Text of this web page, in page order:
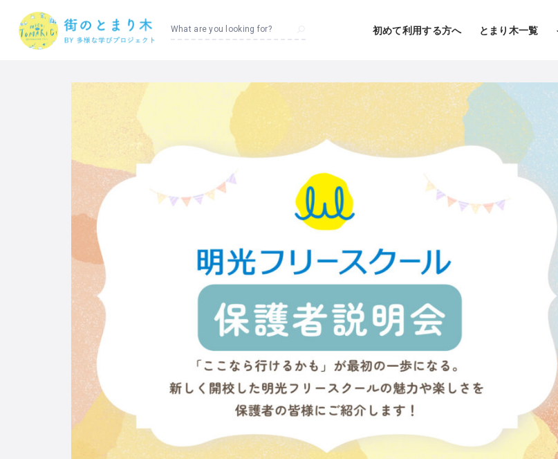
What are you looking for? 初めて利用する方へ とまり木一覧